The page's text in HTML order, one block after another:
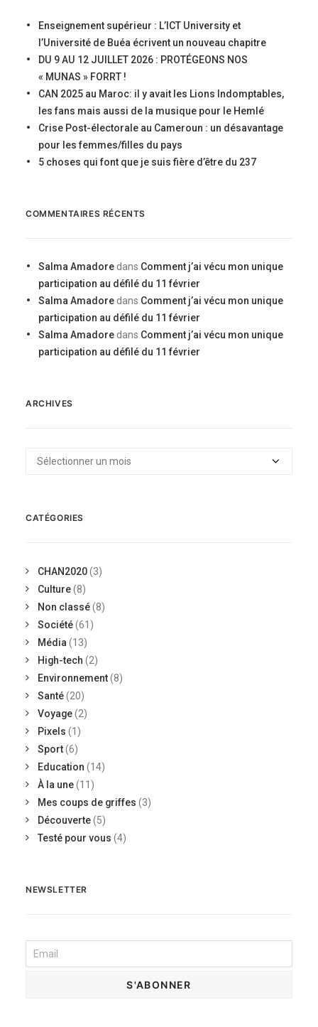
Enseignement supérieur : L’ICT University et
l’Université de Buéa écrivent un nouveau chapitre
DU 9 AU 12 JUILLET 2026 : PROTÉGEONS NOS
« MUNAS » FORRT !
CAN 2025 au Maroc: il y avait les Lions Indomptables,
les fans mais aussi de la musique pour le Hemlé
Crise Post-électorale au Cameroun : un désavantage
pour les femmes/filles du pays
5 choses qui font que je suis fière d’être du 237
COMMENTAIRES RÉCENTS
Salma Amadore dans Comment j’ai vécu mon unique
participation au défilé du 11 février
Salma Amadore dans Comment j’ai vécu mon unique
participation au défilé du 11 février
Salma Amadore dans Comment j’ai vécu mon unique
participation au défilé du 11 février
ARCHIVES
Archives
CATÉGORIES
CHAN2020(3)
Culture(8)
Non classé(8)
Société(61)
Média (13)
High-tech (2)
Environnement(8)
Santé(20)
Voyage(2)
Pixels (1)
Sport(6)
Education (14)
À la une(11)
Mes coups de griffes (3)
Découverte(5)
Testé pour vous (4)
NEWSLETTER